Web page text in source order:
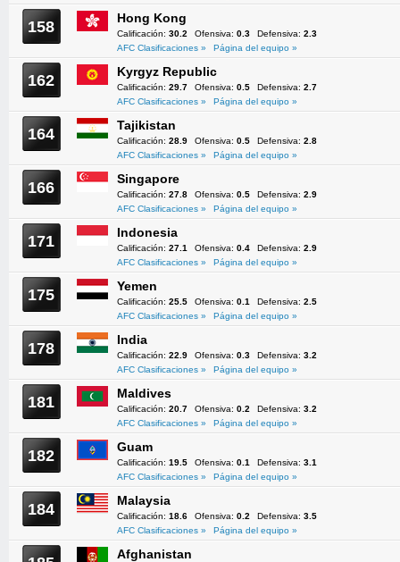
158 Hong Kong
Calificación: 30.2 Ofensiva: 0.3 Defensiva: 2.3
AFC Clasificaciones »
Página del equipo »
162 Kyrgyz Republic
Calificación: 29.7 Ofensiva: 0.5 Defensiva: 2.7
AFC Clasificaciones »
Página del equipo »
164 Tajikistan
Calificación: 28.9 Ofensiva: 0.5 Defensiva: 2.8
AFC Clasificaciones »
Página del equipo »
166 Singapore
Calificación: 27.8 Ofensiva: 0.5 Defensiva: 2.9
AFC Clasificaciones »
Página del equipo »
171 Indonesia
Calificación: 27.1 Ofensiva: 0.4 Defensiva: 2.9
AFC Clasificaciones »
Página del equipo »
175 Yemen
Calificación: 25.5 Ofensiva: 0.1 Defensiva: 2.5
AFC Clasificaciones »
Página del equipo »
178 India
Calificación: 22.9 Ofensiva: 0.3 Defensiva: 3.2
AFC Clasificaciones »
Página del equipo »
181 Maldives
Calificación: 20.7 Ofensiva: 0.2 Defensiva: 3.2
AFC Clasificaciones »
Página del equipo »
182 Guam
Calificación: 19.5 Ofensiva: 0.1 Defensiva: 3.1
AFC Clasificaciones »
Página del equipo »
184 Malaysia
Calificación: 18.6 Ofensiva: 0.2 Defensiva: 3.5
AFC Clasificaciones »
Página del equipo »
Afghanistan